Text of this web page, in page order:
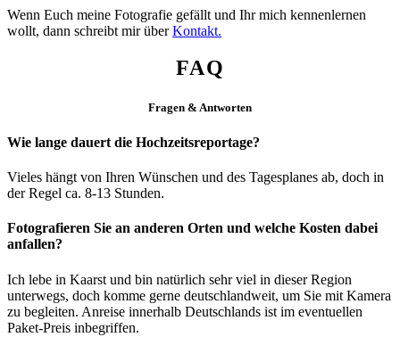
Wenn Euch meine Fotografie gefällt und Ihr mich kennenlernen
wollt, dann schreibt mir überKontakt.
FAQ
Fragen & Antworten
Wie lange dauert die Hochzeitsreportage?
Vieles hängt von Ihren Wünschen und des Tagesplanes ab, doch in
der Regel ca. 8-13 Stunden.
Fotografieren Sie an anderen Orten und welche Kosten dabei
anfallen?
Ich lebe in Kaarst und bin natürlich sehr viel in dieser Region
unterwegs, doch komme gerne deutschlandweit, um Sie mit Kamera
zu begleiten. Anreise innerhalb Deutschlands ist im eventuellen
Paket-Preis inbegriffen.